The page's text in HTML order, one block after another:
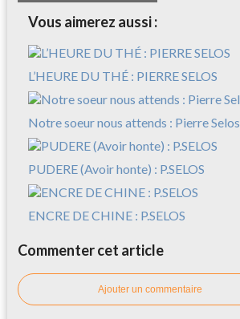
Vous aimerez aussi :
L’HEURE DU THÉ : PIERRE SELOS
Notre soeur nous attends : Pierre Selos
PUDERE (Avoir honte) : P.SELOS
ENCRE DE CHINE : P.SELOS
Commenter cet article
Ajouter un commentaire